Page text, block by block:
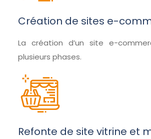
Création de sites e-
La création d’un site e-
plusieurs phases.
Refonte de site vitrine et